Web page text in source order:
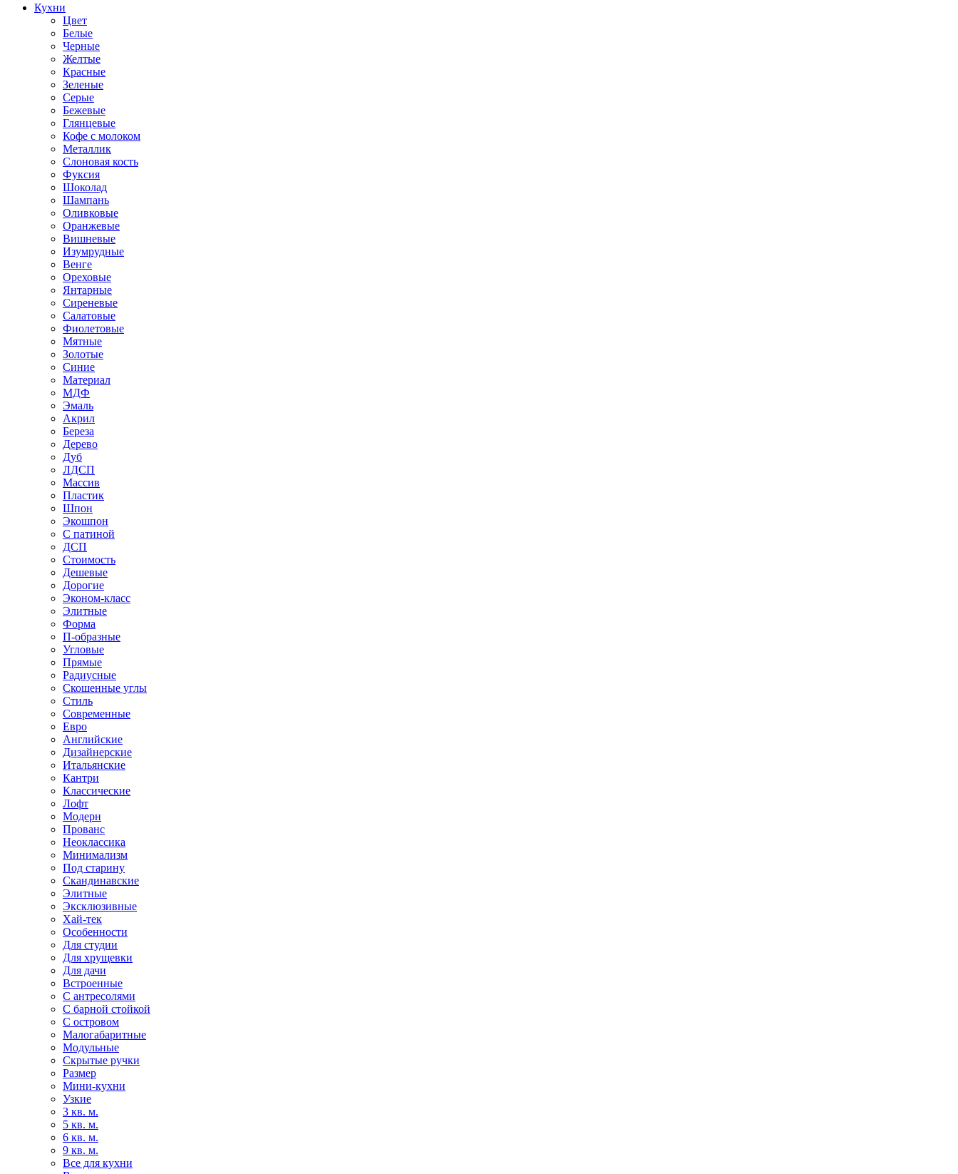
Кухни
Цвет
Белые
Черные
Желтые
Красные
Зеленые
Серые
Бежевые
Глянцевые
Кофе с молоком
Металлик
Слоновая кость
Фуксия
Шоколад
Шампань
Оливковые
Оранжевые
Вишневые
Изумрудные
Венге
Ореховые
Янтарные
Сиреневые
Салатовые
Фиолетовые
Мятные
Золотые
Синие
Материал
МДФ
Эмаль
Акрил
Береза
Дерево
Дуб
ЛДСП
Массив
Пластик
Шпон
Экошпон
С патиной
ДСП
Стоимость
Дешевые
Дорогие
Эконом-класс
Элитные
Форма
П-образные
Угловые
Прямые
Радиусные
Скошенные углы
Стиль
Современные
Евро
Английские
Дизайнерские
Итальянские
Кантри
Классические
Лофт
Модерн
Прованс
Неоклассика
Минимализм
Под старину
Скандинавские
Элитные
Эксклюзивные
Хай-тек
Особенности
Для студии
Для хрущевки
Для дачи
Встроенные
С антресолями
С барной стойкой
С островом
Малогабаритные
Модульные
Скрытые ручки
Размер
Мини-кухни
Узкие
3 кв. м.
5 кв. м.
6 кв. м.
9 кв. м.
Все для кухни